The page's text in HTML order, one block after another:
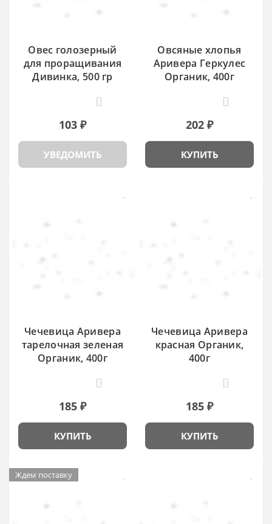
Овес голозерный
для проращивания
Дивинка, 500 гр
103 ₽
УВЕДОМИТЬ
Овсяные хлопья
Аривера Геркулес
Органик, 400г
202 ₽
КУПИТЬ
Чечевица Аривера
тарелочная зеленая
Органик, 400г
185 ₽
КУПИТЬ
Чечевица Аривера
красная Органик,
400г
185 ₽
КУПИТЬ
Ждем поставку